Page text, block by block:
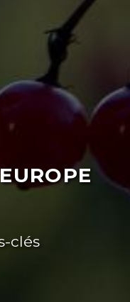
clés